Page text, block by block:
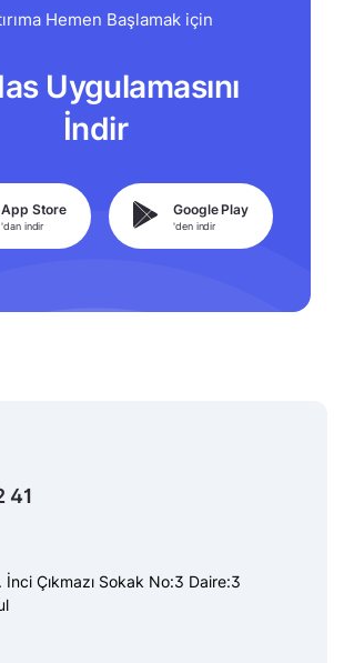
Hemen Başlamak için
Uygulamasını
İndir
App Store
'dan indir
Google Play
'den indir
41
Çıkmazı Sokak No:3 Daire:3